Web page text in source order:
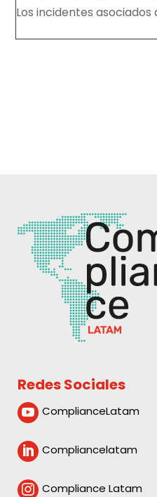
Los incidentes asociados
Redes Sociales
 ComplianceLatam
 Compliancelatam
 Compliance Latam